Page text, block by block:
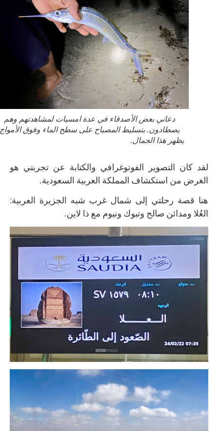
دعاني بعض الأصدقاء في عدة امسيات لمشاهدتهم وهم
يصطادون. بتسليط المصباح على سطح الماء وفوق الأمواج
يظهر هذا الجمال.
لقد كان التصوير الفوتوغرافي والكتابة عن تجربتي هو
الغرض من استكشاف المملكة العربية السعودية.
هنا قصة رحلتي إلى شمال غرب شبه الجزيرة العربية:
العُلا ومدائن صالح وتبوك ونيوم مع ذا لاين.